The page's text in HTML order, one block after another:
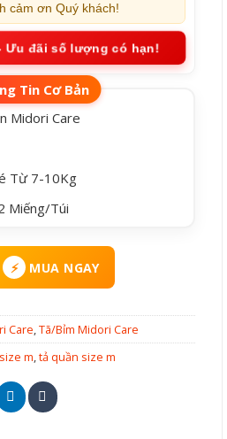
cảm ơn Quý khách!
Ưu đãi số lượng có hạn!
Midori Care
Từ 7-10Kg
Miếng/Túi
Size M Số Lượng 42 Miếng
MUA NGAY
Care,Tã/Bỉm Midori Care
m,tả quần size m